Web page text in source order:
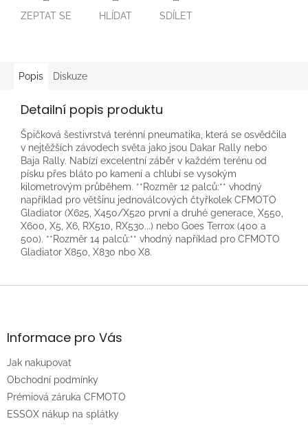
ZEPTAT SE HLÍDAT SDÍLET
Popis Diskuze
Detailní popis produktu
Špičková šestivrstvá terénní pneumatika, která se osvědčila
v nejtěžších závodech světa jako jsou Dakar Rally nebo
Baja Rally. Nabízí excelentní záběr v každém terénu od
písku přes bláto po kamení a chlubí se vysokým
kilometrovým průběhem. **Rozměr 12 palců:** vhodný
například pro většinu jednoválcových čtyřkolek CFMOTO
Gladiator (X625, X450/X520 první a druhé generace, X550,
X600, X5, X6, RX510, RX530...) nebo Goes Terrox (400 a
500). **Rozměr 14 palců:** vhodný například pro CFMOTO
Gladiator X850, X830 nbo X8.
Z
aInformace pro Vás
Jak nakupovat
Obchodní podmínky
Prémiová záruka CFMOTO
ESSOX nákup na splátky